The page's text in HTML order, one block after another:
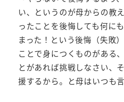
い、というのが母からの教
ったことを後悔しても何に
まった！という後悔（失敗
ことで身につくものがある
とがあれば挑戦しなさい、
援するから。と母はいつも